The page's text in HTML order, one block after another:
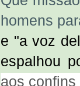
homens
e "a voz
espalhou
aos